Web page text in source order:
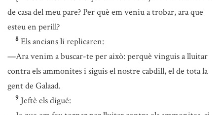
de casa del meu pare? Per què em veniu a trobar, ara que
esteu en perill?
8 Els ancians li replicaren:
—Ara venim a buscar-te per això: perquè vinguis a lluitar
contra els ammonites i siguis el nostre cabdill, el de tota la
gent de Galaad.
9 Jeftè els digué: